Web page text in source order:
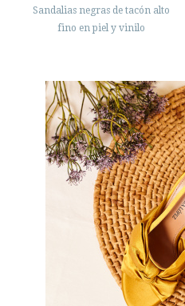
  
SECURE WEB SSL CERTIFICATE
Sandalias negras de tacón alto
fino en piel y vinilo